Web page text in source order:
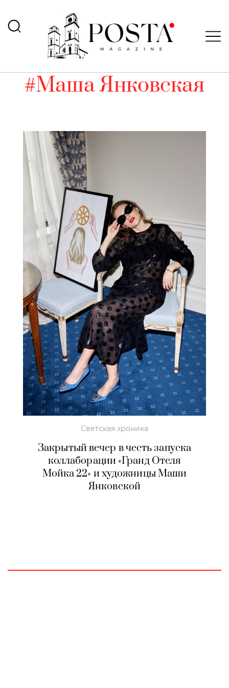
#Маша Янковская
Светская хроника
Закрытый вечер в честь запуска
коллаборации «Гранд Отеля
Мойка 22» и художницы Маши
Янковской